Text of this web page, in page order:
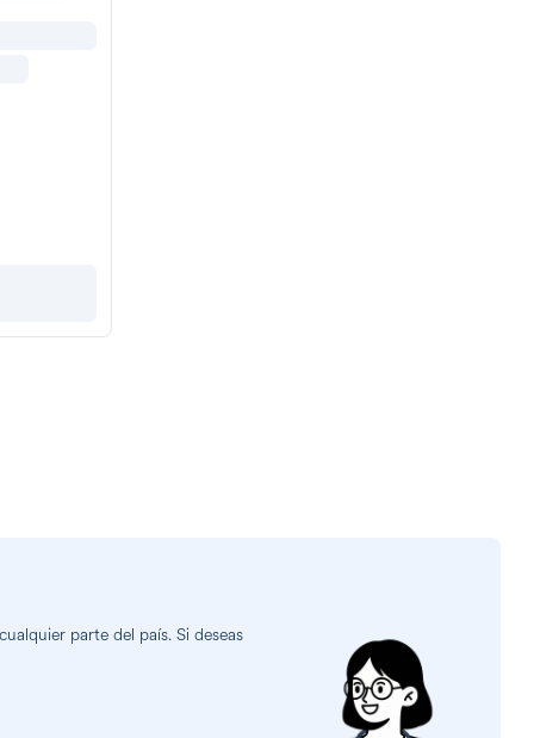
parte del país. Si deseas